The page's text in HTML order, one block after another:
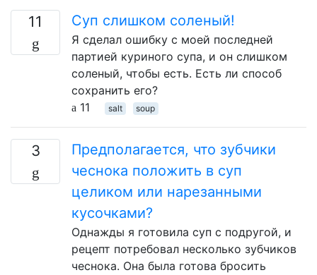
11 Суп слишком соленый!
Я сделал ошибку с моей последней
партией куриного супа, и он слишком
соленый, чтобы есть. Есть ли способ
сохранить его?
11
salt soup
3
Предполагается, что зубчики
чеснока положить в суп
целиком или нарезанными
кусочками?
Однажды я готовила суп с подругой, и
рецепт потребовал несколько зубчиков
чеснока. Она была готова бросить